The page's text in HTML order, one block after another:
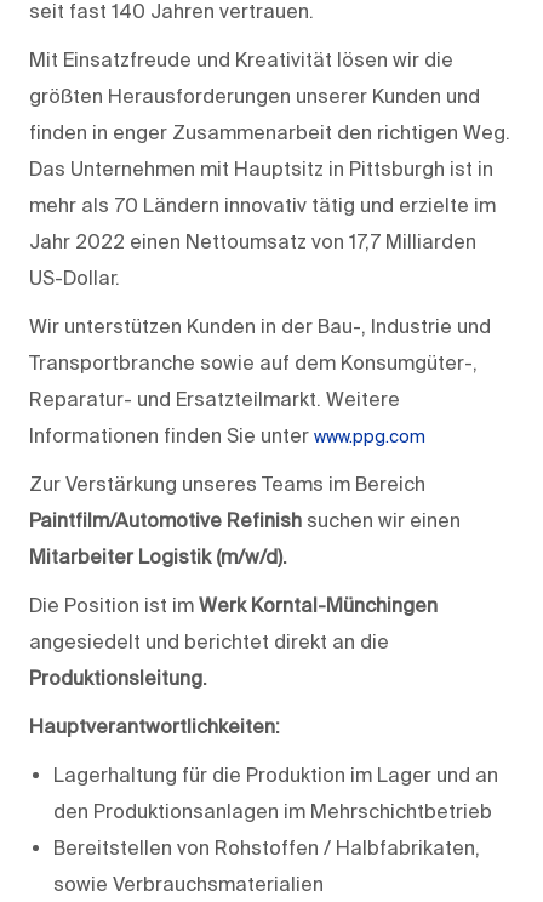
seit fast 140 Jahren vertrauen.
Mit Einsatzfreude und Kreativität lösen wir die
größten Herausforderungen unserer Kunden und
finden in enger Zusammenarbeit den richtigen Weg.
Das Unternehmen mit Hauptsitz in Pittsburgh ist in
mehr als 70 Ländern innovativ tätig und erzielte im
Jahr 2022 einen Nettoumsatz von 17,7 Milliarden
US-Dollar.
Wir unterstützen Kunden in der Bau-, Industrie und
Transportbranche sowie auf dem Konsumgüter-,
Reparatur- und Ersatzteilmarkt. Weitere
Informationen finden Sie unter www.ppg.com
Zur Verstärkung unseres Teams im Bereich
Paintfilm/Automotive Refinish suchen wir einen
Mitarbeiter Logistik (m/w/d).
Die Position ist im Werk Korntal-Münchingen
angesiedelt und berichtet direkt an die
Produktionsleitung.
Hauptverantwortlichkeiten:
Lagerhaltung für die Produktion im Lager und an
den Produktionsanlagen im Mehrschichtbetrieb
Bereitstellen von Rohstoffen / Halbfabrikaten,
sowie Verbrauchsmaterialien